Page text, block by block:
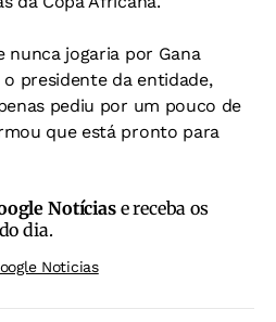
nunca jogaria por Gana
presidente da entidade,
pediu por um pouco de
que está pronto para
Notíciase receba os
dia.
Noticias